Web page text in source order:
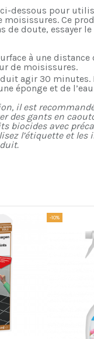
dessous pour
moisissures. Ce
de doute, essayer
à une distance
de moisissures.
agir 30 minutes.
éponge et de
il est
des gants en
biocides avec
l’étiquette et les
-10%